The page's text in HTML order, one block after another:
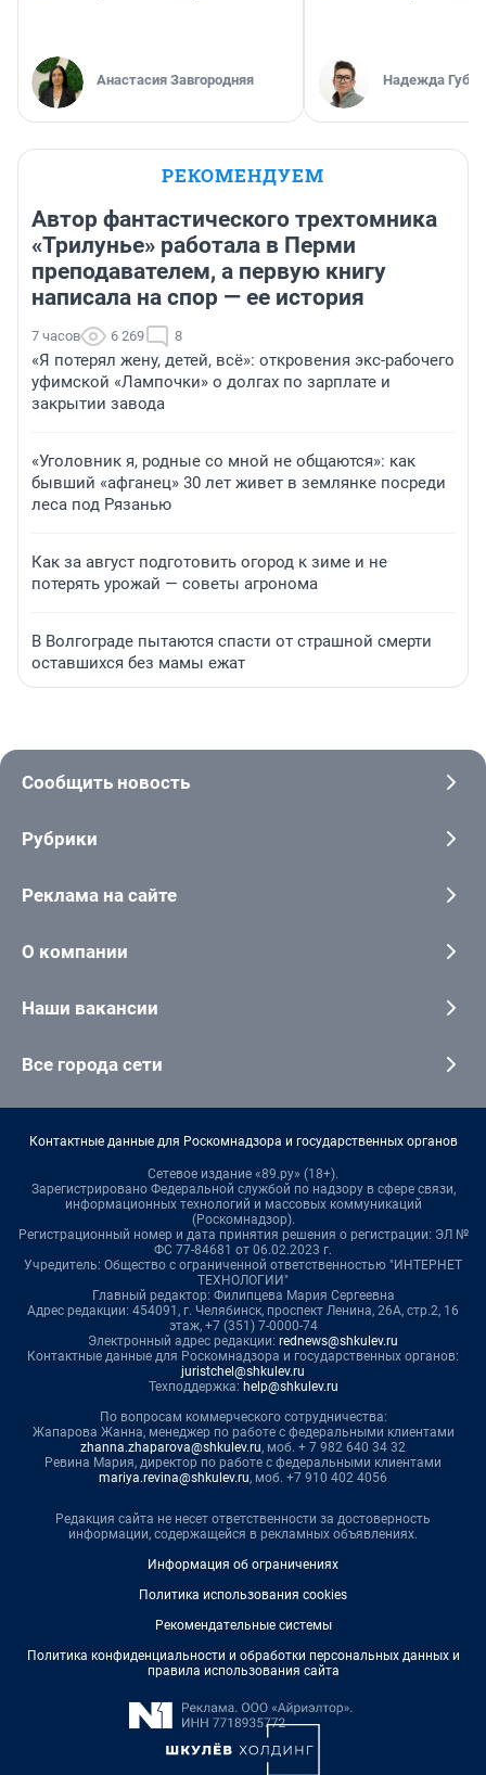
Анастасия Завгородняя Надежда
РЕКОМЕНДУЕМ
Автор фантастического трехтомника
«Трилунье» работала в Перми
преподавателем, а первую книгу
написала на спор — ее история
7 часов 6 269 8
«Я потерял жену, детей, всё»: откровения экс-рабочего
уфимской «Лампочки» о долгах по зарплате и
закрытии завода
«Уголовник я, родные со мной не общаются»: как
бывший «афганец» 30 лет живет в землянке посреди
леса под Рязанью
Как за август подготовить огород к зиме и не
потерять урожай — советы агронома
В Волгограде пытаются спасти от страшной смерти
оставшихся без мамы ежат
Сообщить новость
Рубрики
Реклама на сайте
О компании
Наши вакансии
Все города сети
Контактные данные для Роскомнадзора и государственных органов
Сетевое издание «89.ру» (18+).
Зарегистрировано Федеральной службой по надзору в сфере связи,
информационных технологий и массовых коммуникаций
(Роскомнадзор).
Регистрационный номер и дата принятия решения о регистрации: ЭЛ №
ФС 77-84681 от 06.02.2023 г.
Учредитель: Общество с ограниченной ответственностью "ИНТЕРНЕТ
ТЕХНОЛОГИИ"
Главный редактор: Филипцева Мария Сергеевна
Адрес редакции: 454091, г. Челябинск, проспект Ленина, 26А, стр.2, 16
этаж, +7 (351) 7-0000-74
Электронный адрес редакции: rednews@shkulev.ru
Контактные данные для Роскомнадзора и государственных органов:
juristchel@shkulev.ru
Техподдержка: help@shkulev.ru
По вопросам коммерческого сотрудничества:
Жапарова Жанна, менеджер по работе с федеральными клиентами
zhanna.zhaparova@shkulev.ru, моб. + 7 982 640 34 32
Ревина Мария, директор по работе с федеральными клиентами
mariya.revina@shkulev.ru, моб. +7 910 402 4056
Редакция сайта не несет ответственности за достоверность
информации, содержащейся в рекламных объявлениях.
Информация об ограничениях
Политика использования cookies
Рекомендательные системы
Политика конфиденциальности и обработки персональных данных и
правила использования сайта